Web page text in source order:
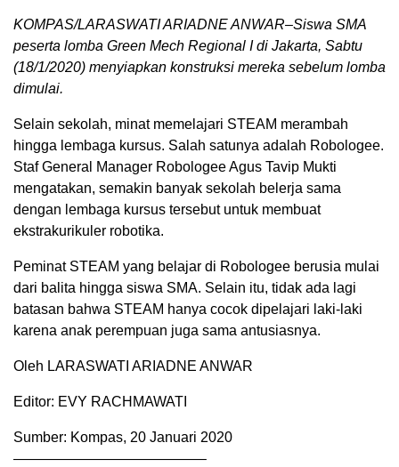
KOMPAS/LARASWATI ARIADNE ANWAR–Siswa SMA
peserta lomba Green Mech Regional I di Jakarta, Sabtu
(18/1/2020) menyiapkan konstruksi mereka sebelum lomba
dimulai.
Selain sekolah, minat memelajari STEAM merambah
hingga lembaga kursus. Salah satunya adalah Robologee.
Staf General Manager Robologee Agus Tavip Mukti
mengatakan, semakin banyak sekolah belerja sama
dengan lembaga kursus tersebut untuk membuat
ekstrakurikuler robotika.
Peminat STEAM yang belajar di Robologee berusia mulai
dari balita hingga siswa SMA. Selain itu, tidak ada lagi
batasan bahwa STEAM hanya cocok dipelajari laki-laki
karena anak perempuan juga sama antusiasnya.
Oleh LARASWATI ARIADNE ANWAR
Editor: EVY RACHMAWATI
Sumber: Kompas, 20 Januari 2020
—————————————–